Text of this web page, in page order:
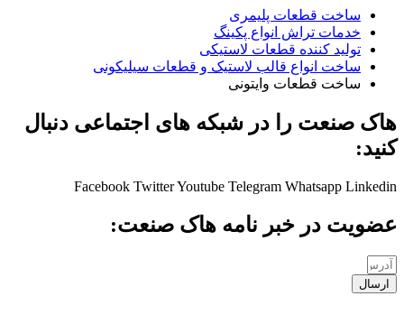
ساخت قطعات پلیمری
خدمات تراش انواع پکینگ
تولید کننده قطعات لاستیکی
ساخت انواع قالب لاستیک و قطعات سیلیکونی
ساخت قطعات وایتونی
هاک صنعت را در شبکه های اجتماعی دنبال
کنید:
Facebook TwitterYoutube Telegram Whatsapp Linkedin
عضویت در خبر نامه هاک صنعت:
ارسال